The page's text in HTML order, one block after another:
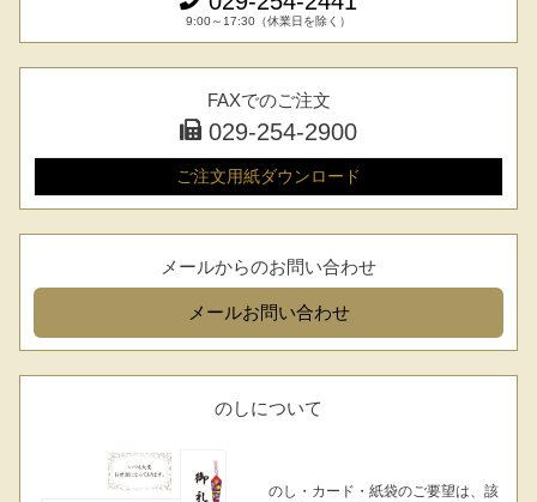
9:00～17:30（休業日を除く）
FAXでのご注文
029-254-2900
ご注文用紙ダウンロード
メールからのお問い合わせ
メールお問い合わせ
のしについて
のし・カード・紙袋のご要望は、該